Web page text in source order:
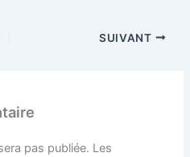
SUIVANT
pas publiée. Les